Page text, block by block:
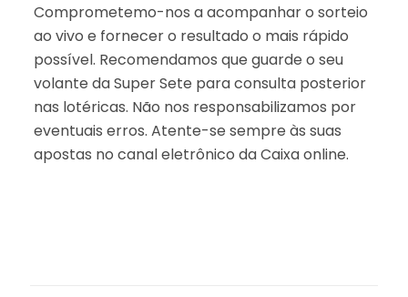
Comprometemo-nos a acompanhar o sorteio
ao vivo e fornecer o resultado o mais rápido
possível. Recomendamos que guarde o seu
volante da Super Sete para consulta posterior
nas lotéricas. Não nos responsabilizamos por
eventuais erros. Atente-se sempre às suas
apostas no canal eletrônico da Caixa online.